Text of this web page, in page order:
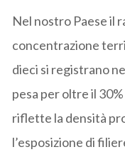
Nel nostro Paese il
concentrazione
dieci si registrano
pesa per oltre il
riflette la densità
l’esposizione di